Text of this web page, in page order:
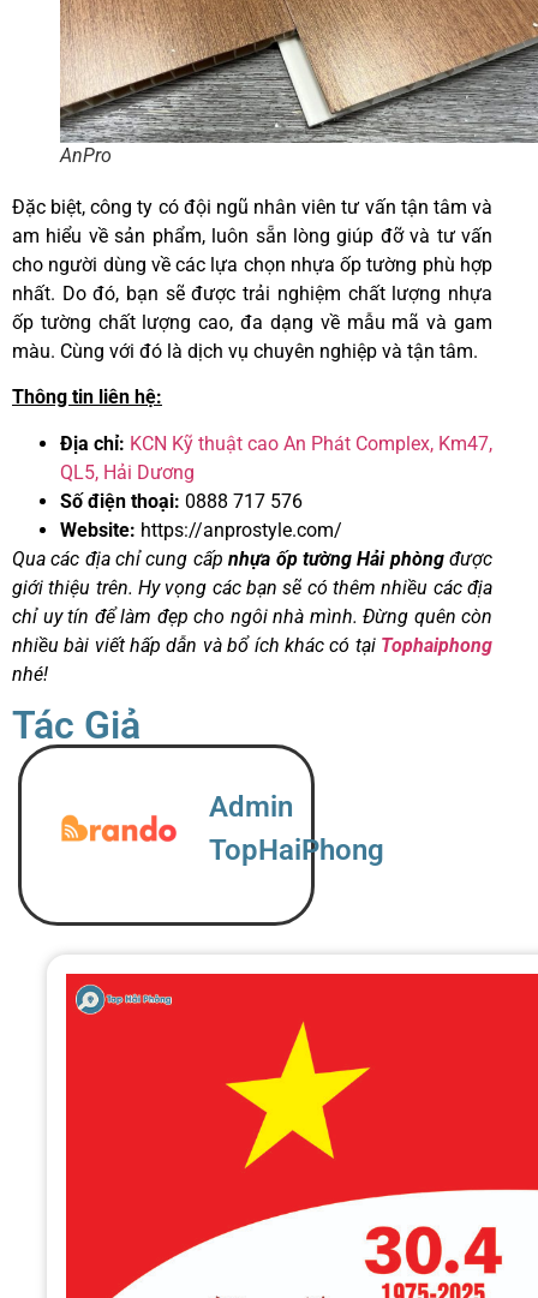
AnPro
Đặc biệt, công ty có đội ngũ nhân viên tư vấn tận tâm và
am hiểu về sản phẩm, luôn sẵn lòng giúp đỡ và tư vấn
cho người dùng về các lựa chọn nhựa ốp tường phù hợp
nhất. Do đó, bạn sẽ được trải nghiệm chất lượng nhựa
ốp tường chất lượng cao, đa dạng về mẫu mã và gam
màu. Cùng với đó là dịch vụ chuyên nghiệp và tận tâm.
Thông tin liên hệ:
Địa chỉ: KCN Kỹ thuật cao An Phát Complex, Km47,
QL5, Hải Dương
Số điện thoại: 0888 717 576
Website: https://anprostyle.com/
Qua các địa chỉ cung cấpnhựa ốp tường Hải phòngđược
giới thiệu trên. Hy vọng các bạn sẽ có thêm nhiều các địa
chỉ uy tín để làm đẹp cho ngôi nhà mình. Đừng quên còn
nhiều bài viết hấp dẫn và bổ ích khác có tại Tophaiphong
nhé!
Tác Giả
Admin
TopHaiPhong